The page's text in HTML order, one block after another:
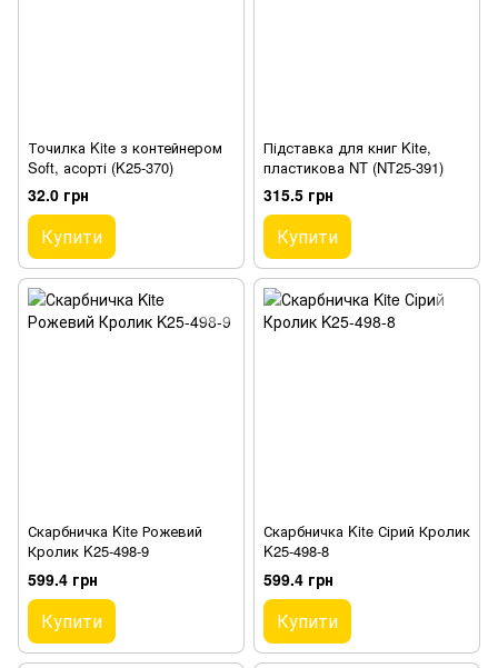
Точилка Kite з контейнером
Soft, асорті (K25-370)
32.0 грн
Купити
Підставка для книг Kite,
пластикова NT (NT25-391)
315.5 грн
Купити
Скарбничка Kite Рожевий
Кролик K25-498-9
599.4 грн
Купити
Скарбничка Kite Сірий Кролик
K25-498-8
599.4 грн
Купити